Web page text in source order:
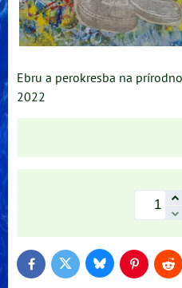
Ebru a perokresba na
2022
FacebookTwitter BlueskyPinterest